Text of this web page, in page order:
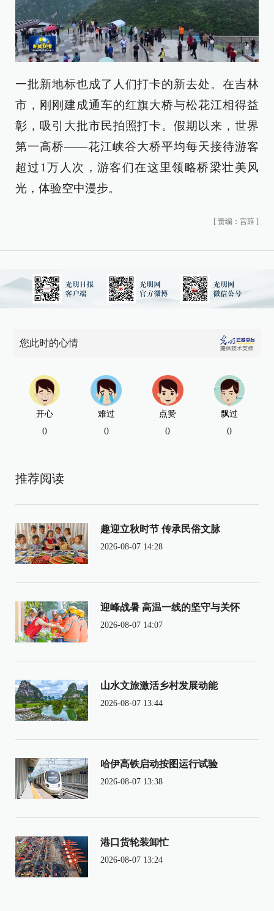
一批新地标也成了人们打卡的新去处。在吉林
市，刚刚建成通车的红旗大桥与松花江相得益
彰，吸引大批市民拍照打卡。假期以来，世界
第一高桥——花江峡谷大桥平均每天接待游客
超过1万人次，游客们在这里领略桥梁壮美风
光，体验空中漫步。
[ 责编：宫辞 ]
您此时的心情
开心
0
难过
0
点赞
0
飘过
0
推荐阅读
趣迎立秋时节 传承民俗文脉
2026-08-07 14:28
迎峰战暑 高温一线的坚守与关怀
2026-08-07 14:07
山水文旅激活乡村发展动能
2026-08-07 13:44
哈伊高铁启动按图运行试验
2026-08-07 13:38
港口货轮装卸忙
2026-08-07 13:24